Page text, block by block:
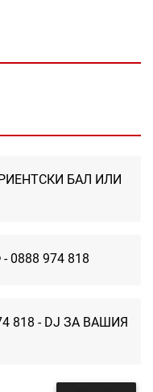
БАЛ ИЛИ
974 818
818 - DJ ЗА ВАШИЯ